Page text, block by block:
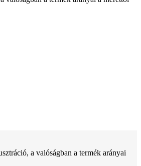
a valóságban a termék arányai